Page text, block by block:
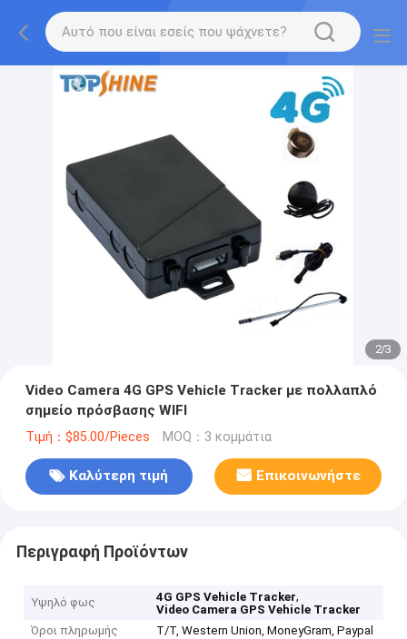
2/3
Video Camera 4G GPS Vehicle Tracker με πολλαπλό
σημείο πρόσβασης WIFI
Τιμή：$85.00/Pieces MOQ：3 κομμάτια
Καλύτερη τιμή Επικοινωνήστε
Περιγραφή Προϊόντων
Υψηλό φως 4G GPS Vehicle Tracker,
Video Camera GPS Vehicle Tracker
Όροι πληρωμής
T/T, Western Union, MoneyGram, Paypal